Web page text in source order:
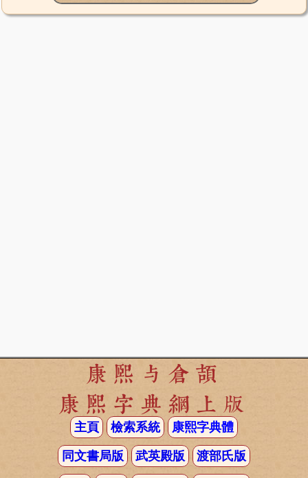
康熙与倉頡
康熙字典網上版
主頁 檢索系統 康熙字典體
同文書局版 武英殿版 渡部氏版